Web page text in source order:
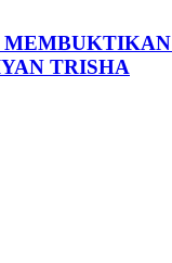
TRISHA